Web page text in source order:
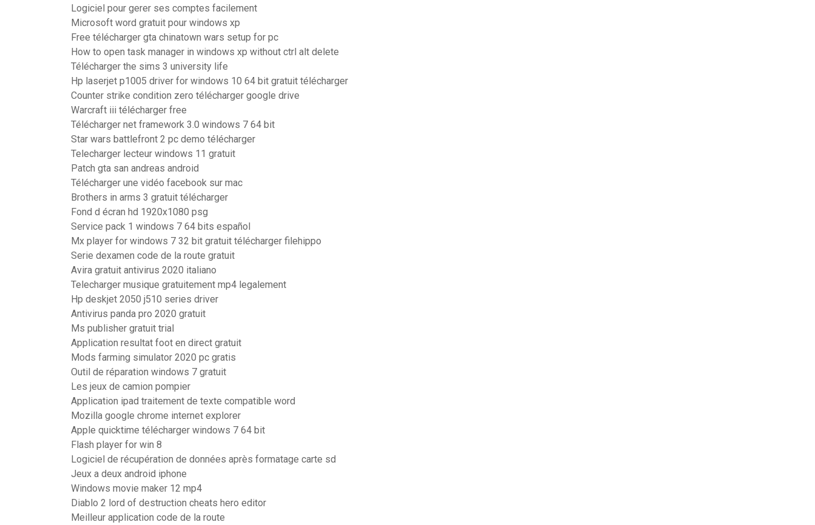
Logiciel pour gerer ses comptes facilement
Microsoft word gratuit pour windows xp
Free télécharger gta chinatown wars setup for pc
How to open task manager in windows xp without ctrl alt delete
Télécharger the sims 3 university life
Hp laserjet p1005 driver for windows 10 64 bit gratuit télécharger
Counter strike condition zero télécharger google drive
Warcraft iii télécharger free
Télécharger net framework 3.0 windows 7 64 bit
Star wars battlefront 2 pc demo télécharger
Telecharger lecteur windows 11 gratuit
Patch gta san andreas android
Télécharger une vidéo facebook sur mac
Brothers in arms 3 gratuit télécharger
Fond d écran hd 1920x1080 psg
Service pack 1 windows 7 64 bits español
Mx player for windows 7 32 bit gratuit télécharger filehippo
Serie dexamen code de la route gratuit
Avira gratuit antivirus 2020 italiano
Telecharger musique gratuitement mp4 legalement
Hp deskjet 2050 j510 series driver
Antivirus panda pro 2020 gratuit
Ms publisher gratuit trial
Application resultat foot en direct gratuit
Mods farming simulator 2020 pc gratis
Outil de réparation windows 7 gratuit
Les jeux de camion pompier
Application ipad traitement de texte compatible word
Mozilla google chrome internet explorer
Apple quicktime télécharger windows 7 64 bit
Flash player for win 8
Logiciel de récupération de données après formatage carte sd
Jeux a deux android iphone
Windows movie maker 12 mp4
Diablo 2 lord of destruction cheats hero editor
Meilleur application code de la route